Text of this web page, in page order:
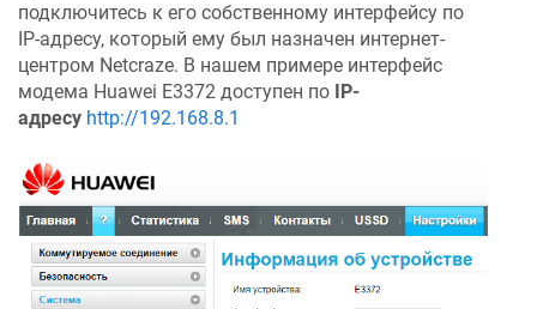
подключитесь к его собственному интерфейсу по
IP-адресу, который ему был назначен интернет-
центром Netcraze. В нашем примере интерфейс
модема Huawei E3372 доступен по IP-
адресу http://192.168.8.1